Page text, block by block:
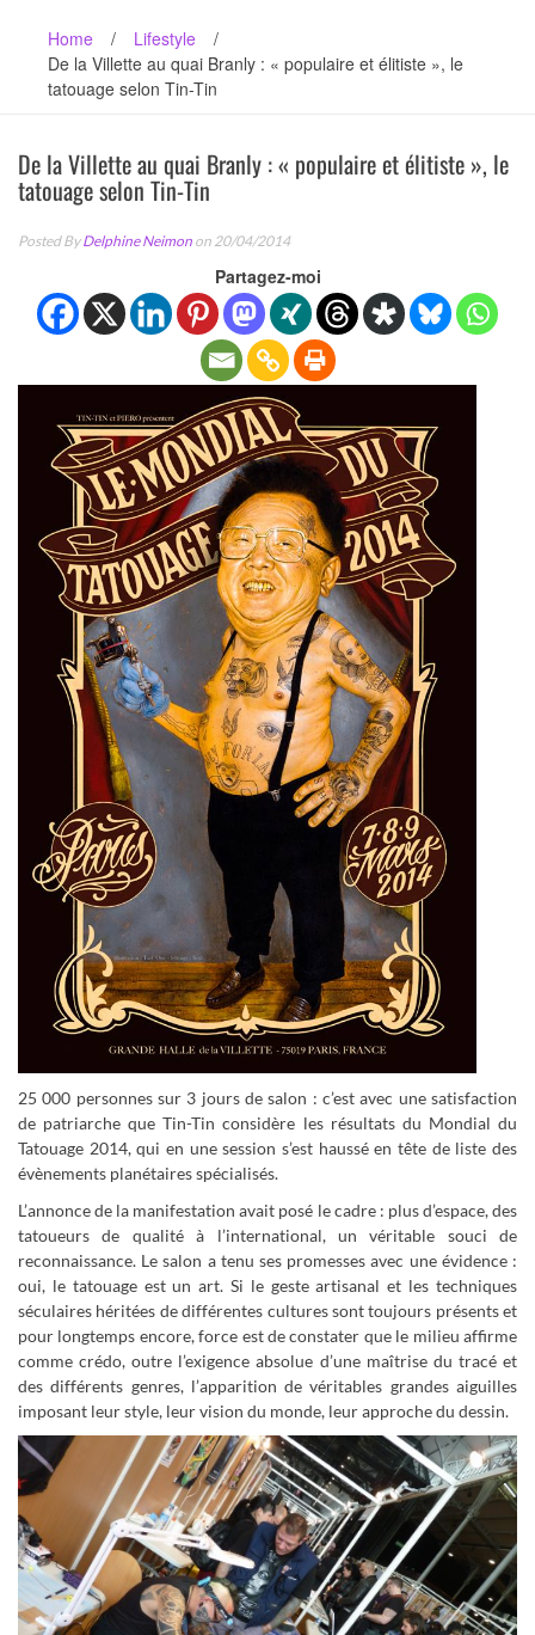
Home / Lifestyle
/
De la Villette au quai Branly : « populaire et élitiste », le
tatouage selon Tin-Tin
De la Villette au quai Branly : « populaire et élitiste », le
tatouage selon Tin-Tin
Posted ByDelphine Neimon on 20/04/2014
Partagez-moi
25 000 personnes sur 3 jours de salon : c’est avec une satisfaction
de patriarche que Tin-Tin considère les résultats du Mondial du
Tatouage 2014, qui en une session s’est haussé en tête de liste des
évènements planétaires spécialisés.
L’annonce de la manifestation avait posé le cadre : plus d’espace, des
tatoueurs de qualité à l’international, un véritable souci de
reconnaissance. Le salon a tenu ses promesses avec une évidence :
oui, le tatouage est un art. Si le geste artisanal et les techniques
séculaires héritées de différentes cultures sont toujours présents et
pour longtemps encore, force est de constater que le milieu affirme
comme crédo, outre l’exigence absolue d’une maîtrise du tracé et
des différents genres, l’apparition de véritables grandes aiguilles
imposant leur style, leur vision du monde, leur approche du dessin.